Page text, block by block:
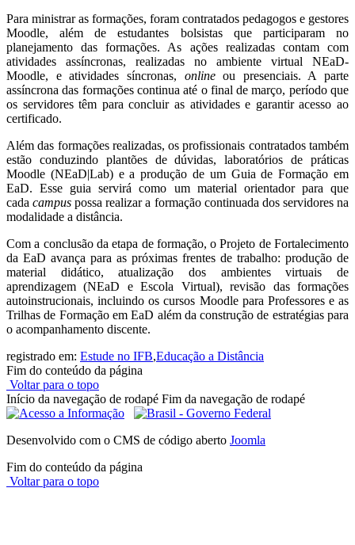
Para ministrar as formações, foram contratados pedagogos e gestores
Moodle, além de estudantes bolsistas que participaram no
planejamento das formações. As ações realizadas contam com
atividades assíncronas, realizadas no ambiente virtual NEaD-
Moodle, e atividades síncronas, onlineou presenciais. A parte
assíncrona das formações continua até o final de março, período que
os servidores têm para concluir as atividades e garantir acesso ao
certificado.
Além das formações realizadas, os profissionais contratados também
estão conduzindo plantões de dúvidas, laboratórios de práticas
Moodle (NEaD|Lab) e a produção de um Guia de Formação em
EaD. Esse guia servirá como um material orientador para que
cadacampus possa realizar a formação continuada dos servidores na
modalidade a distância.
Com a conclusão da etapa de formação, o Projeto de Fortalecimento
da EaD avança para as próximas frentes de trabalho: produção de
material didático, atualização dos ambientes virtuais de
aprendizagem (NEaD e Escola Virtual), revisão das formações
autoinstrucionais, incluindo os cursos Moodle para Professores e as
Trilhas de Formação em EaD além da construção de estratégias para
o acompanhamento discente.
registrado em: Estude no IFB,Educação a Distância
Fim do conteúdo da página
Voltar para o topo
Início da navegação de rodapé Fim da navegação de rodapé
Desenvolvido com o CMS de código aberto Joomla
Fim do conteúdo da página
Voltar para o topo